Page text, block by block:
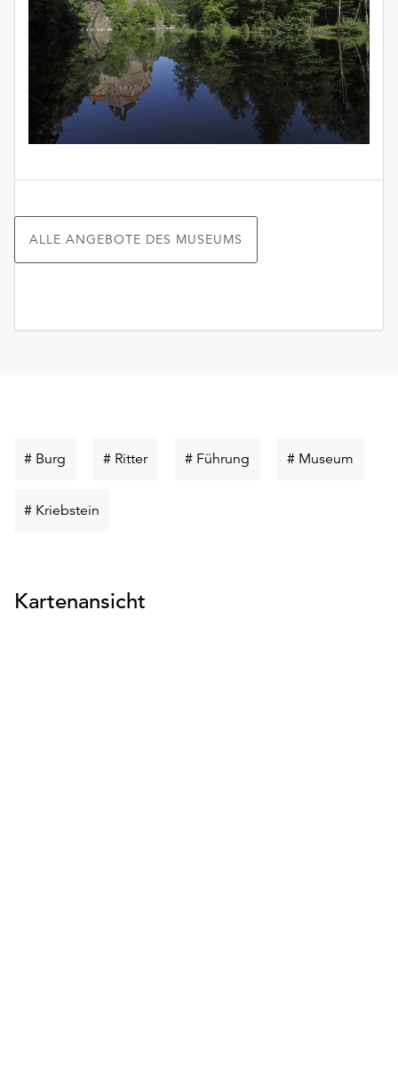
ALLE ANGEBOTE DES MUSEUMS
# Burg Schlüsselwort
# RitterSchlüsselwort
# Führung Schlüsselwort
# Museum
# Kriebstein
Kartenansicht